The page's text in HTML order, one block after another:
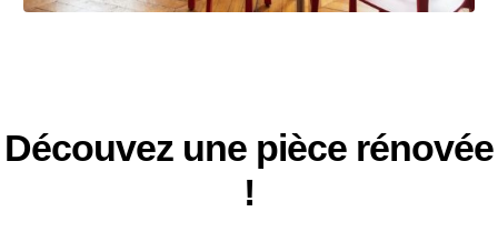
Découvez une pièce rénovée
!